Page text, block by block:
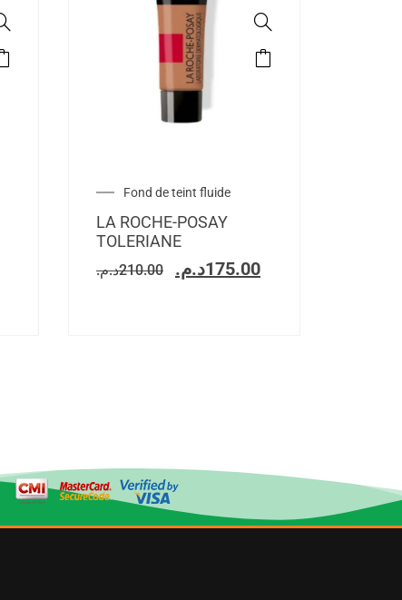
Fond de teint fluide
LA ROCHE-POSAY
TOLERIANE
210.00د.م. 175.00د.م.